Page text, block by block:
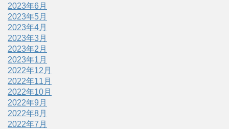
2023年6月
2023年5月
2023年4月
2023年3月
2023年2月
2023年1月
2022年12月
2022年11月
2022年10月
2022年9月
2022年8月
2022年7月